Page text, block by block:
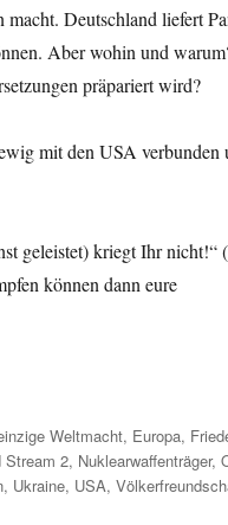
Deutschland liefert
Aber wohin und
präpariert wird?
mit den USA verbunden
geleistet) kriegt Ihr nicht!“
können dann eure
Weltmacht, Europa,
Stream 2, Nuklearwaffenträger,
, Ukraine, USA,